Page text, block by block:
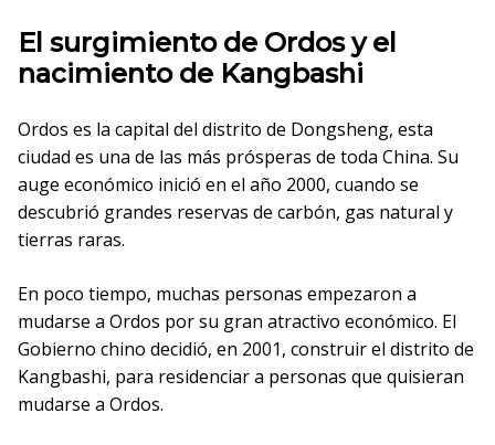
El surgimiento de Ordos y el
nacimiento de Kangbashi
Ordos es la capital del distrito de Dongsheng, esta
ciudad es una de las más prósperas de toda China. Su
auge económico inició en el año 2000, cuando se
descubrió grandes reservas de carbón, gas natural y
tierras raras.
En poco tiempo, muchas personas empezaron a
mudarse a Ordos por su gran atractivo económico. El
Gobierno chino decidió, en 2001, construir el distrito de
Kangbashi, para residenciar a personas que quisieran
mudarse a Ordos.